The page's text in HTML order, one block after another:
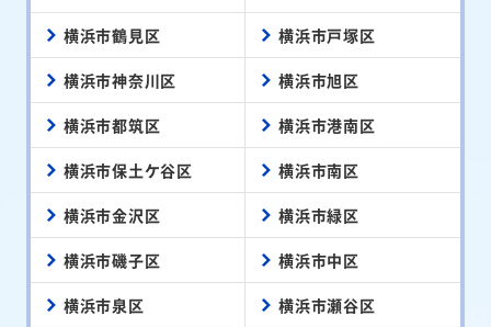
横浜市鶴見区 横浜市戸塚区
横浜市神奈川区 横浜市旭区
横浜市都筑区 横浜市港南区
横浜市保土ケ谷区 横浜市南区
横浜市金沢区 横浜市緑区
横浜市磯子区 横浜市中区
横浜市泉区 横浜市瀬谷区